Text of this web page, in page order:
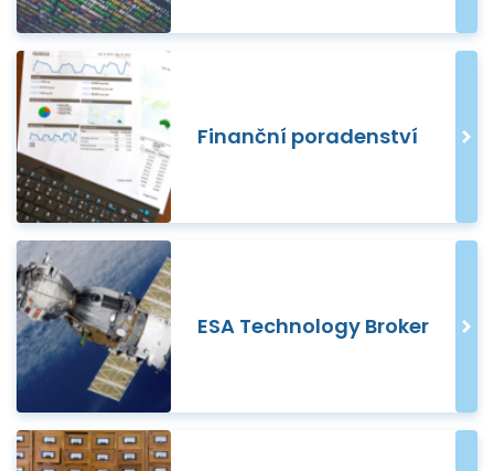
Finanční poradenství
ESA Technology Broker